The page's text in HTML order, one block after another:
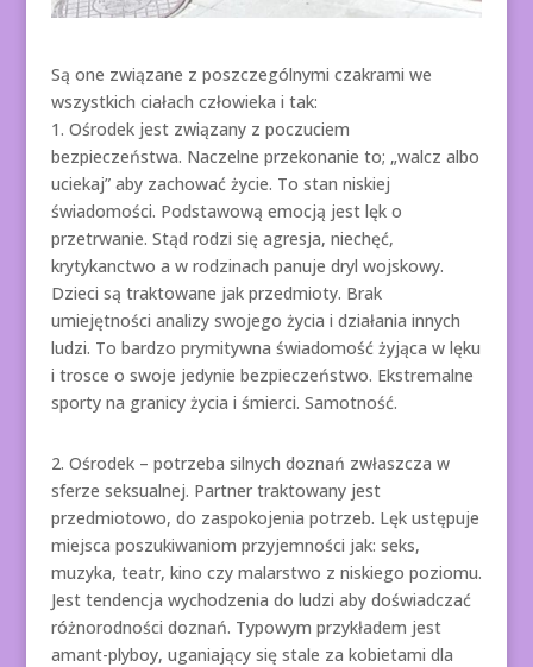
Są one związane z poszczególnymi czakrami we
wszystkich ciałach człowieka i tak:
1. Ośrodek jest związany z poczuciem
bezpieczeństwa. Naczelne przekonanie to; „walcz albo
uciekaj” aby zachować życie. To stan niskiej
świadomości. Podstawową emocją jest lęk o
przetrwanie. Stąd rodzi się agresja, niechęć,
krytykanctwo a w rodzinach panuje dryl wojskowy.
Dzieci są traktowane jak przedmioty. Brak
umiejętności analizy swojego życia i działania innych
ludzi. To bardzo prymitywna świadomość żyjąca w lęku
i trosce o swoje jedynie bezpieczeństwo. Ekstremalne
sporty na granicy życia i śmierci. Samotność.
2. Ośrodek – potrzeba silnych doznań zwłaszcza w
sferze seksualnej. Partner traktowany jest
przedmiotowo, do zaspokojenia potrzeb. Lęk ustępuje
miejsca poszukiwaniom przyjemności jak: seks,
muzyka, teatr, kino czy malarstwo z niskiego poziomu.
Jest tendencja wychodzenia do ludzi aby doświadczać
różnorodności doznań. Typowym przykładem jest
amant-plyboy, uganiający się stale za kobietami dla